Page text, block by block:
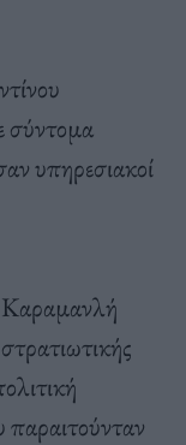
υπηρεσιακοί